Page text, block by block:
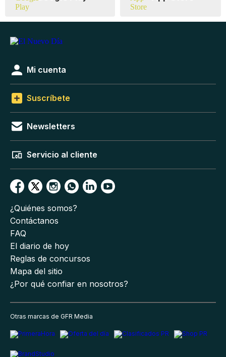
Mi cuenta
Suscríbete
Newsletters
Servicio al cliente
¿Quiénes somos?
Contáctanos
FAQ
El diario de hoy
Reglas de concursos
Mapa del sitio
¿Por qué confiar en nosotros?
Otras marcas de GFR Media